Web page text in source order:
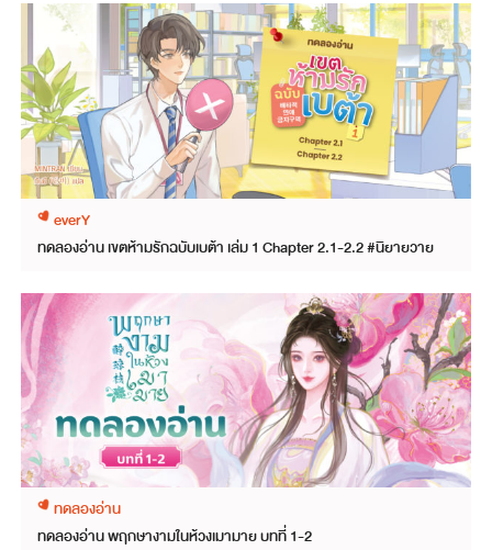
everY
ทดลองอ่าน เขตห้ามรักฉบับเบต้า เล่ม 1 Chapter 2.1-2.2 #นิยายวาย
ทดลองอ่าน
ทดลองอ่าน พฤกษางามในห้วงเมามาย บทที่ 1-2